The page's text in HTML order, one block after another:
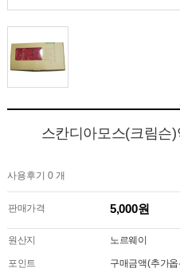
스칸디아모스(크림슨
사용후기 0 개
판매가격 5,000원
원산지 노르웨이
포인트 구매금액(추가